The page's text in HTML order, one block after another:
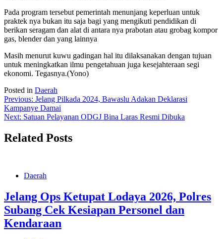
Pada program tersebut pemerintah menunjang keperluan untuk
praktek nya bukan itu saja bagi yang mengikuti pendidikan di
berikan seragam dan alat di antara nya prabotan atau grobag kompor
gas, blender dan yang lainnya
Masih menurut kuwu gadingan hal itu dilaksanakan dengan tujuan
untuk meningkatkan ilmu pengetahuan juga kesejahteraan segi
ekonomi. Tegasnya.(Yono)
Posted in Daerah
Post
navigation
Previous: Jelang Pilkada 2024, Bawaslu Adakan Deklarasi
Kampanye Damai
Next: Satuan Pelayanan ODGJ Bina Laras Resmi Dibuka
Related Posts
Daerah
Jelang Ops Ketupat Lodaya 2026, Polres
Subang Cek Kesiapan Personel dan
Kendaraan